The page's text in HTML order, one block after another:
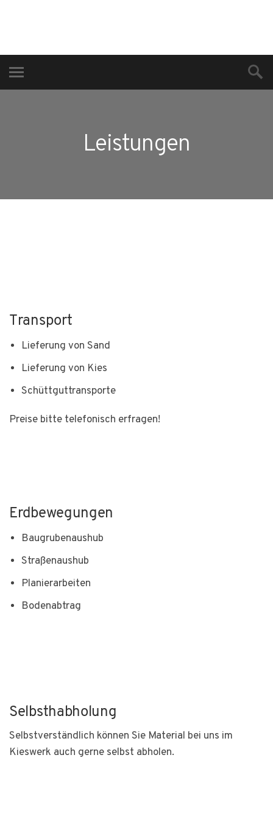
Leistungen
Transport
Lieferung von Sand
Lieferung von Kies
Schüttguttransporte
Preise bitte telefonisch erfragen!
Erdbewegungen
Baugrubenaushub
Straßenaushub
Planierarbeiten
Bodenabtrag
Selbsthabholung
Selbstverständlich können Sie Material bei uns im
Kieswerk auch gerne selbst abholen.